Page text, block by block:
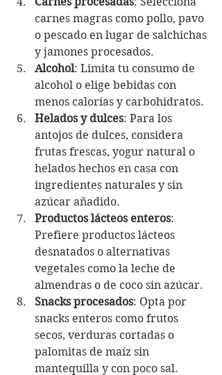
carnes magras como pollo, pavo
o pescado en lugar de salchichas
y jamones procesados.
Alcohol: Limita tu consumo de
alcohol o elige bebidas con
menos calorías y carbohidratos.
Helados y dulces: Para los
antojos de dulces, considera
frutas frescas, yogur natural o
helados hechos en casa con
ingredientes naturales y sin
azúcar añadido.
Productos lácteos enteros:
Prefiere productos lácteos
desnatados o alternativas
vegetales como la leche de
almendras o de coco sin azúcar.
Snacks procesados: Opta por
snacks enteros como frutos
secos, verduras cortadas o
palomitas de maíz sin
mantequilla y con poco sal.